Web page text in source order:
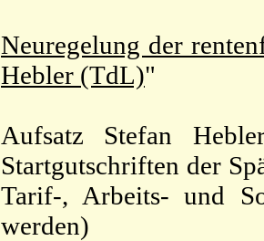
Neuregelung der
Hebler (TdL)"
Aufsatz Stefan
Startgutschriften der
Tarif-, Arbeits- und
werden)